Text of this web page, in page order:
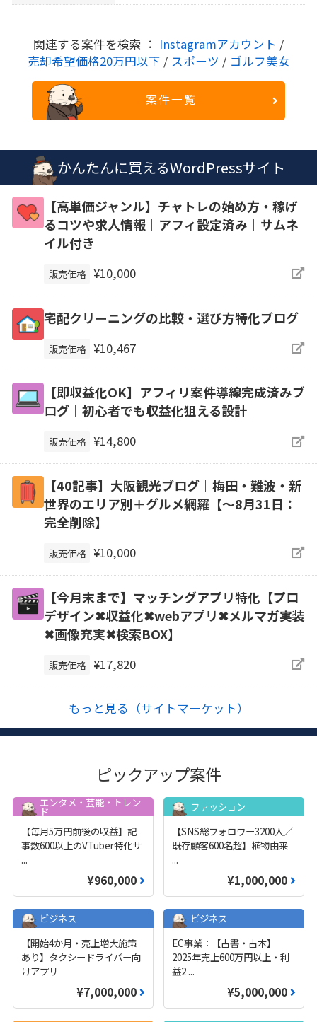
関連する案件を検索 ： Instagramアカウント /
売却希望価格20万円以下 / スポーツ / ゴルフ美女
案件一覧
かんたんに買えるWordPressサイト
【高単価ジャンル】チャトレの始め方・稼げ
るコツや求人情報｜アフィ設定済み｜サムネ
イル付き
販売価格 ¥10,000
宅配クリーニングの比較・選び方特化ブログ
販売価格 ¥10,467
【即収益化OK】アフィリ案件導線完成済みブ
ログ｜初心者でも収益化狙える設計｜
販売価格 ¥14,800
【40記事】大阪観光ブログ｜梅田・難波・新
世界のエリア別＋グルメ網羅【～8月31日：
完全削除】
販売価格 ¥10,000
【今月末まで】マッチングアプリ特化【プロ
デザイン✖収益化✖webアプリ✖メルマガ実装
✖画像充実✖検索BOX】
販売価格 ¥17,820
もっと見る（サイトマーケット）
ピックアップ案件
エンタメ・芸能・トレン
ド
【毎月5万円前後の収益】記
事数600以上のVTuber特化サ
...
¥960,000
ファッション
【SNS総フォロワー3200人／
既存顧客600名超】植物由来
...
¥1,000,000
ビジネス
【開始4か月・売上増大施策
あり】タクシードライバー向
けアプリ
¥7,000,000
ビジネス
EC事業：【古書・古本】
2025年売上600万円以上・利
益2 ...
¥5,000,000